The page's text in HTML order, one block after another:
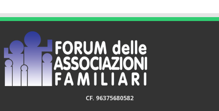
CF. 96375680582